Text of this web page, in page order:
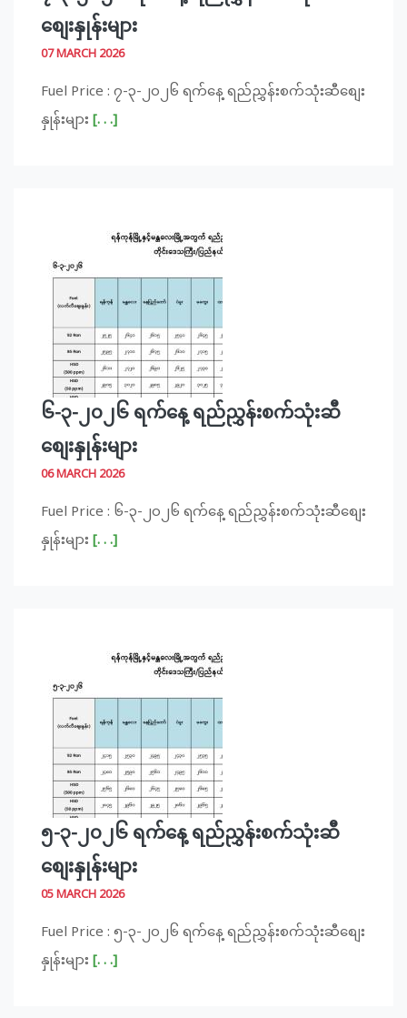
စျေးနှုန်းများ
07 MARCH 2026
Fuel Price : ၇-၃-၂၀၂၆ ရက်နေ့ ရည်ညွှန်းစက်သုံးဆီစျေး
နှုန်းများ[. . .]
၆-၃-၂၀၂၆ ရက်နေ့ ရည်ညွှန်းစက်သုံးဆီ
စျေးနှုန်းများ
06 MARCH 2026
Fuel Price : ၆-၃-၂၀၂၆ ရက်နေ့ ရည်ညွှန်းစက်သုံးဆီစျေး
နှုန်းများ[. . .]
၅-၃-၂၀၂၆ ရက်နေ့ ရည်ညွှန်းစက်သုံးဆီ
စျေးနှုန်းများ
05 MARCH 2026
Fuel Price : ၅-၃-၂၀၂၆ ရက်နေ့ ရည်ညွှန်းစက်သုံးဆီစျေး
နှုန်းများ[. . .]